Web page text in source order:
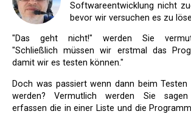
Softwareentwicklung nicht
bevor wir versuchen es zu
"Das geht nicht!" werden Sie vermutlich entgegnen.
"Schließlich müssen wir erstmal das
damit wir es testen können."
Doch was passiert wenn dann beim Testen Defekte entdeckt
werden? Vermutlich werden Sie
erfassen die in einer Liste und die